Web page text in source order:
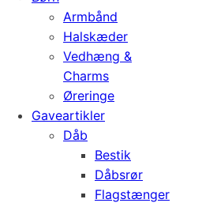
Armbånd
Halskæder
Vedhæng &
Charms
Øreringe
Gaveartikler
Dåb
Bestik
Dåbsrør
Flagstænger